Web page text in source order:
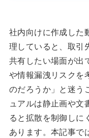
社内向けに作成した
理していると、取引
共有したい場面が出
や情報漏洩リスクを
のだろうか」と迷う
ュアルは静止画や文
ると拡散を制御しに
あります。本記事で